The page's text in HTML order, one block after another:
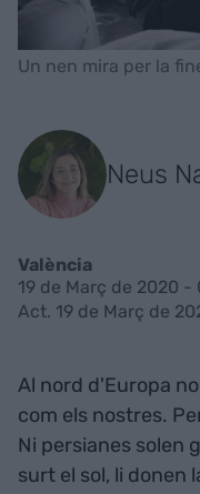
Un nen mira per la
Neus
València
19 de Març de 2020 -
Act. 19 de Març de
Al nord d'Europa
com els nostres.
Ni persianes solen
surt el sol, li donen